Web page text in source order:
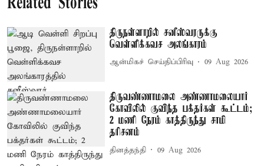
திருநள்ளாறில் சனீஸ்வரருக்கு
வெள்ளிக்கவச அலங்காரம்
ஆன்மிகச் செய்திப்பிரிவு 09 Aug 2026
திருவண்ணாமலை அண்ணாமலையார்
கோவிலில் குவிந்த பக்தர்கள் கூட்டம்;
2 மணி நேரம் காத்திருந்து சாமி
தரிசனம்
தினத்தந்தி 09 Aug 2026